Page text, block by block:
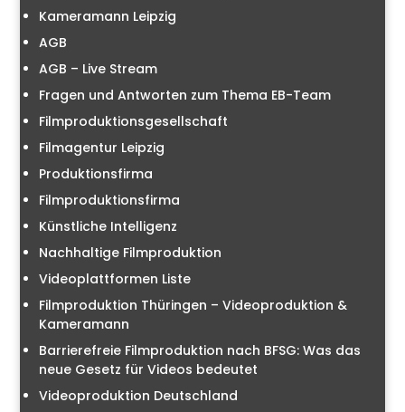
Kameramann Leipzig
AGB
AGB – Live Stream
Fragen und Antworten zum Thema EB-Team
Filmproduktionsgesellschaft
Filmagentur Leipzig
Produktionsfirma
Filmproduktionsfirma
Künstliche Intelligenz
Nachhaltige Filmproduktion
Videoplattformen Liste
Filmproduktion Thüringen – Videoproduktion &
Kameramann
Barrierefreie Filmproduktion nach BFSG: Was das
neue Gesetz für Videos bedeutet
Videoproduktion Deutschland